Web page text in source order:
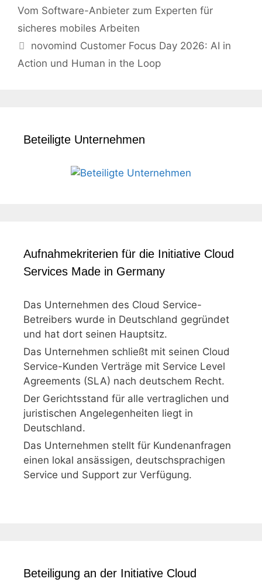
Vom Software-Anbieter zum Experten für
sicheres mobiles Arbeiten
novomind Customer Focus Day 2026: AI in
Action und Human in the Loop
Beteiligte Unternehmen
Aufnahmekriterien für die Initiative Cloud
Services Made in Germany
Das Unternehmen des Cloud Service-
Betreibers wurde in Deutschland gegründet
und hat dort seinen Hauptsitz.
Das Unternehmen schließt mit seinen Cloud
Service-Kunden Verträge mit Service Level
Agreements (SLA) nach deutschem Recht.
Der Gerichtsstand für alle vertraglichen und
juristischen Angelegenheiten liegt in
Deutschland.
Das Unternehmen stellt für Kundenanfragen
einen lokal ansässigen, deutschsprachigen
Service und Support zur Verfügung.
Beteiligung an der Initiative Cloud